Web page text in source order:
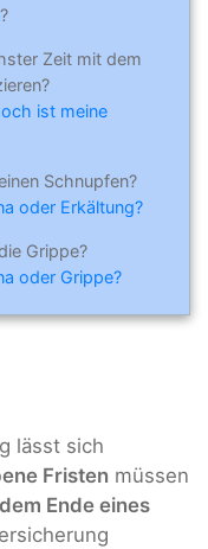
?
Zeit mit dem
ist meine
Schnupfen?
oder Erkältung?
Grippe?
oder Grippe?
lässt sich
Fristen müssen
dem Ende eines